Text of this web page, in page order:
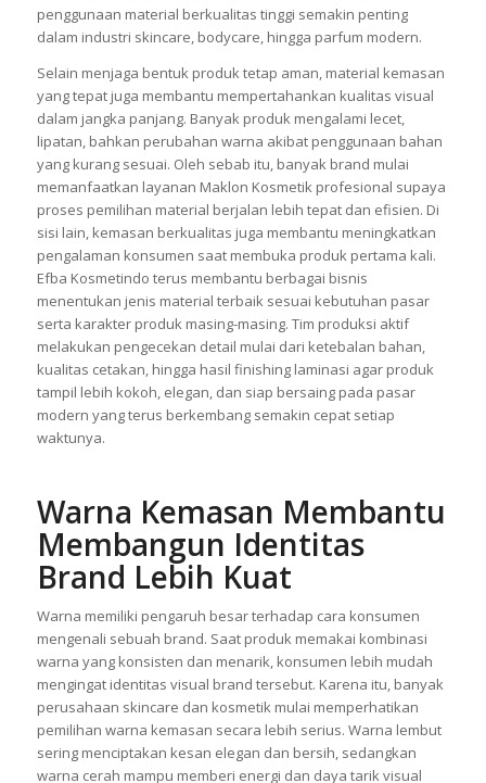
profesional. Sebaliknya, kemasan berkualitas langsung
meningkatkan kesan premium meski konsumen baru
penggunaan material berkualitas tinggi semakin penting
dalam industri skincare, bodycare, hingga parfum modern.
Selain menjaga bentuk produk tetap aman, material kemasan
yang tepat juga membantu mempertahankan kualitas visual
dalam jangka panjang. Banyak produk mengalami lecet,
lipatan, bahkan perubahan warna akibat penggunaan bahan
yang kurang sesuai. Oleh sebab itu, banyak brand mulai
memanfaatkan layanan Maklon Kosmetik profesional supaya
proses pemilihan material berjalan lebih tepat dan efisien. Di
sisi lain, kemasan berkualitas juga membantu meningkatkan
pengalaman konsumen saat membuka produk pertama kali.
Efba Kosmetindo terus membantu berbagai bisnis
menentukan jenis material terbaik sesuai kebutuhan pasar
serta karakter produk masing-masing. Tim produksi aktif
melakukan pengecekan detail mulai dari ketebalan bahan,
kualitas cetakan, hingga hasil finishing laminasi agar produk
waktunya.
Warna Kemasan Membantu
Membangun Identitas
Brand Lebih Kuat
Warna memiliki pengaruh besar terhadap cara konsumen
mengenali sebuah brand. Saat produk memakai kombinasi
warna yang konsisten dan menarik, konsumen lebih mudah
mengingat identitas visual brand tersebut. Karena itu, banyak
perusahaan skincare dan kosmetik mulai memperhatikan